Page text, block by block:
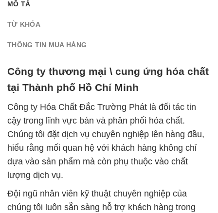
MÔ TẢ
TỪ KHÓA
THÔNG TIN MUA HÀNG
Công ty thương mại \ cung ứng hóa chất
tại Thành phố Hồ Chí Minh
Công ty Hóa Chất Đắc Trường Phát là đối tác tin
cậy trong lĩnh vực bán và phân phối hóa chất.
Chúng tôi đặt dịch vụ chuyên nghiệp lên hàng đầu,
hiểu rằng mối quan hệ với khách hàng không chỉ
dựa vào sản phẩm mà còn phụ thuộc vào chất
lượng dịch vụ.
Đội ngũ nhân viên kỹ thuật chuyên nghiệp của
chúng tôi luôn sẵn sàng hỗ trợ khách hàng trong